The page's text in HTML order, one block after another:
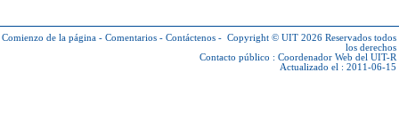
Comienzo de la página - Comentarios - Contáctenos - Copyright © UIT 2026 Reservados todos
los derechos
Contacto público : Coordenador Web del UIT-R
Actualizado el : 2011-06-15